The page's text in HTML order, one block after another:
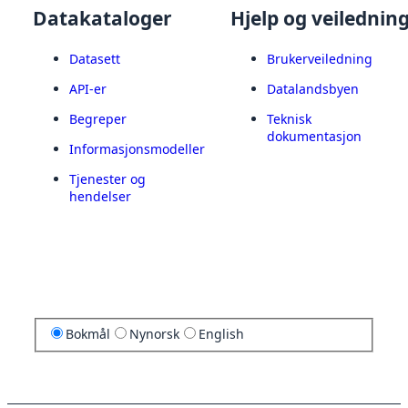
Datakataloger
Datasett
API-er
Begreper
Informasjonsmodeller
Tjenester og
hendelser
Hjelp og
Brukerveiledning
Datalandsbyen
Teknisk
dokumentasjon
Bokmål Nynorsk English